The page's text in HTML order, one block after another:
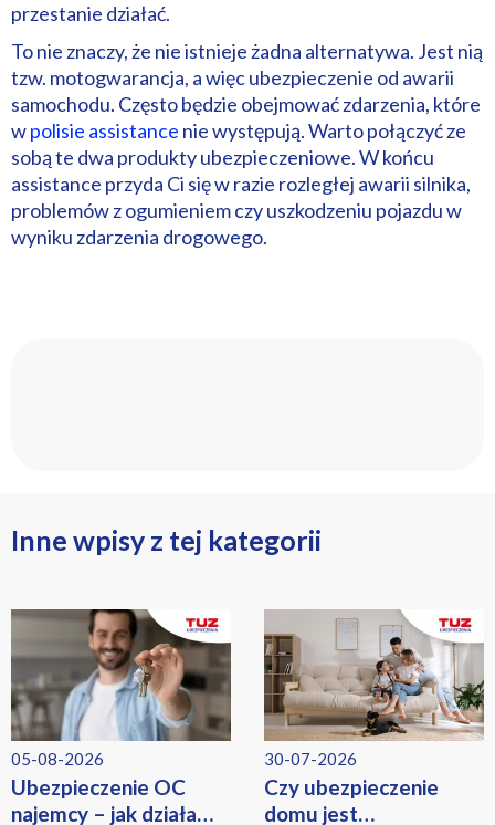
przestanie działać.
To nie znaczy, że nie istnieje żadna alternatywa. Jest nią
tzw. motogwarancja, a więc ubezpieczenie od awarii
samochodu. Często będzie obejmować zdarzenia, które
wpolisie assistance nie występują. Warto połączyć ze
sobą te dwa produkty ubezpieczeniowe. W końcu
assistance przyda Ci się w razie rozległej awarii silnika,
problemów z ogumieniem czy uszkodzeniu pojazdu w
wyniku zdarzenia drogowego.
Inne wpisy z tej kategorii
05-08-2026
Ubezpieczenie OC
najemcy – jak działa
30-07-2026
Czy ubezpieczenie
domu jest